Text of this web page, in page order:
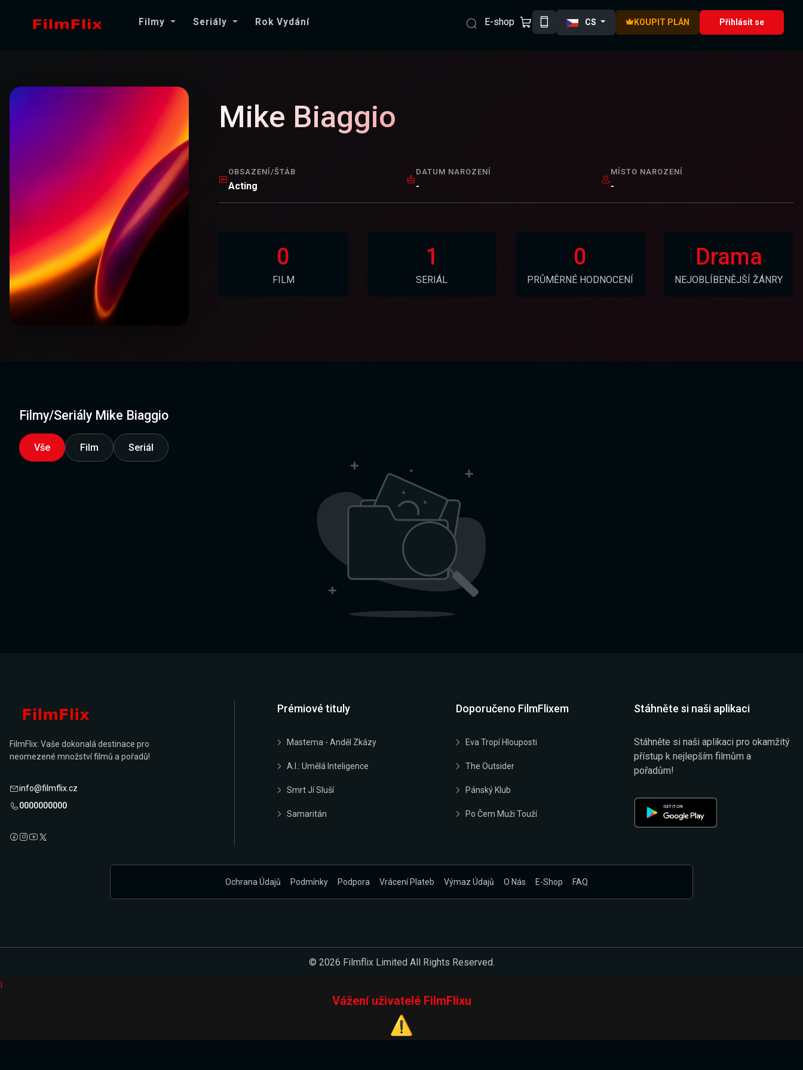
Filmy Seriály Rok Vydání E-shop CS KOUPIT PLÁN Přihlásit se
Mike Biaggio
OBSAZENÍ/ŠTÁB
Acting
DATUM NAROZENÍ
-
MÍSTO NAROZENÍ
-
0
FILM
1
SERIÁL
0
PRŮMĚRNÉ HODNOCENÍ
Drama
NEJOBLÍBENĚJŠÍ ŽÁNRY
Filmy/Seriály Mike Biaggio
Vše Film Seriál
FilmFlix: Vaše dokonalá destinace pro
neomezené množství filmů a pořadů!
info@filmflix.cz
0000000000
Prémiové tituly
Mastema - Anděl Zkázy
A.I.: Umělá Inteligence
Smrt Jí Sluší
Samaritán
Doporučeno FilmFlixem
Eva Tropí Hlouposti
The Outsider
Pánský Klub
Po Čem Muži Touží
Stáhněte si naši aplikaci
Stáhněte si naši aplikaci pro okamžitý
přístup k nejlepším filmům a
pořadům!
Ochrana Údajů Podmínky Podpora Vrácení Plateb Výmaz Údajů O Nás E-Shop FAQ
© 2026 Filmflix Limited All Rights Reserved.
i
Vážení uživatelé FilmFlixu
⚠️